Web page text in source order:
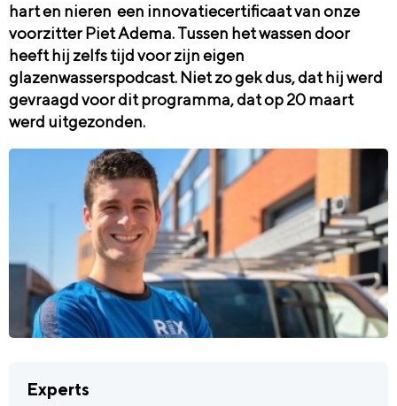
hart en nieren een innovatiecertificaat van onze
voorzitter Piet Adema. Tussen het wassen door
heeft hij zelfs tijd voor zijn eigen
glazenwasserspodcast. Niet zo gek dus, dat hij werd
gevraagd voor dit programma, dat op 20 maart
werd uitgezonden.
Experts